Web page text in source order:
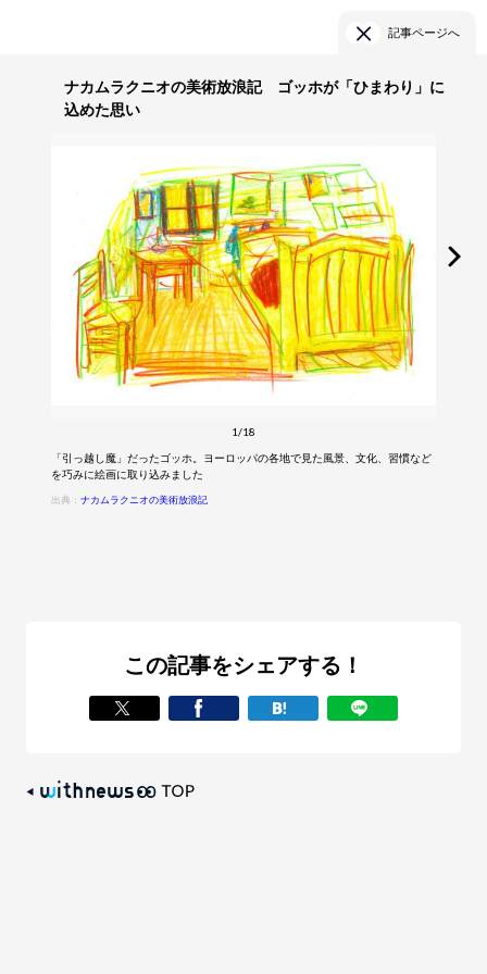
記事ページへ
ナカムラクニオの美術放浪記 ゴッホが「ひまわり」に
込めた思い
1/18
「引っ越し魔」だったゴッホ。ヨーロッパの各地で見た風景、文化、習慣など
を巧みに絵画に取り込みました
出典：ナカムラクニオの美術放浪記
この記事をシェアする！